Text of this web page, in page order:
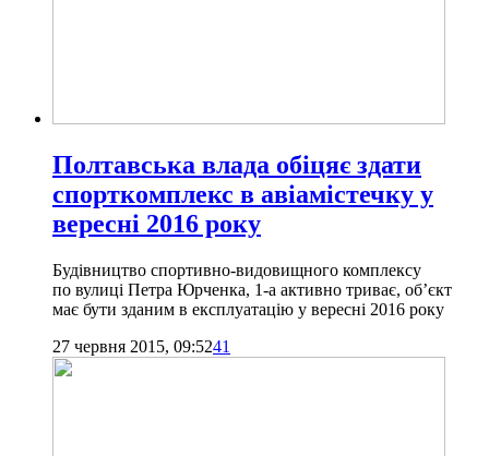
Полтавська влада обіцяє здати
спорткомплекс в авіамістечку у
вересні 2016 року
Будівництво спортивно-видовищного комплексу
по вулиці Петра Юрченка, 1-а активно триває, об’єкт
має бути зданим в експлуатацію у вересні 2016 року
27 червня 2015, 09:5241